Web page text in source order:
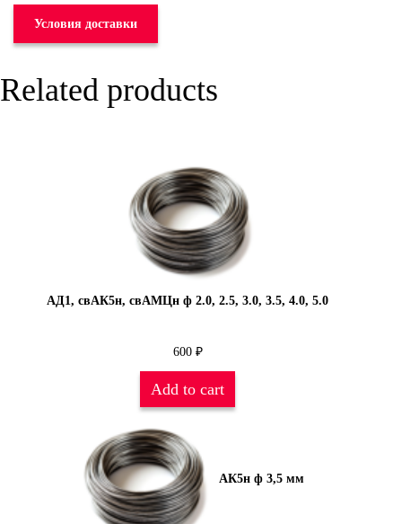
Условия доставки
Related products
АД1, свАК5н, свАМЦн ф 2.0, 2.5, 3.0, 3.5, 4.0, 5.0
600 ₽
Add to cart
АК5н ф 3,5 мм